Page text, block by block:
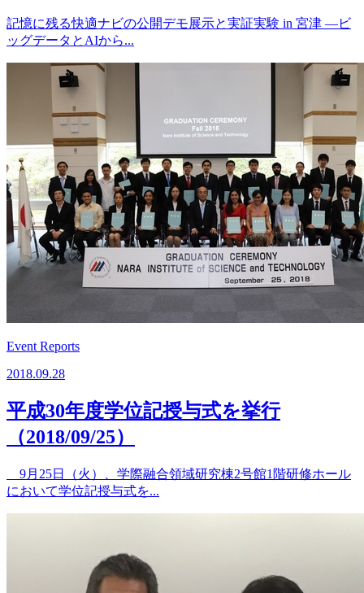
記憶に残る快適ナビの公開デモ展示と実証実験 in 宮津 ―ビ
ッグデータとAIから...
Event Reports
2018.09.28
平成30年度学位記授与式を挙行
（2018/09/25）
9月25日（火）、学際融合領域研究棟2号館1階研修ホール
において学位記授与式を...